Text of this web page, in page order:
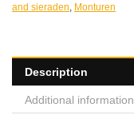
and sieraden, Monturen
Description
Additional information